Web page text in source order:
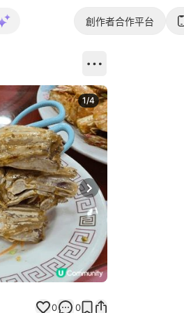
創作者合作平台
Next slide
1/4
0 0